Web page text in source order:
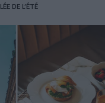
DE L’ÉTÉ